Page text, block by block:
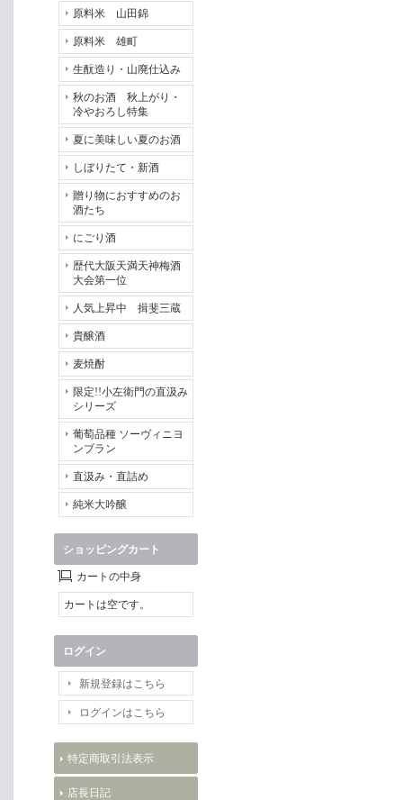
原料米 山田錦
原料米 雄町
生酛造り・山廃仕込み
秋のお酒 秋上がり・
冷やおろし特集
夏に美味しい夏のお酒
しぼりたて・新酒
贈り物におすすめのお
酒たち
にごり酒
歴代大阪天満天神梅酒
大会第一位
人気上昇中 揖斐三蔵
貴醸酒
麦焼酎
限定!!小左衛門の直汲み
シリーズ
葡萄品種 ソーヴィニヨ
ンブラン
直汲み・直詰め
純米大吟醸
ショッピングカート
カートの中身
カートは空です。
ログイン
新規登録はこちら
ログインはこちら
特定商取引法表示
店長日記